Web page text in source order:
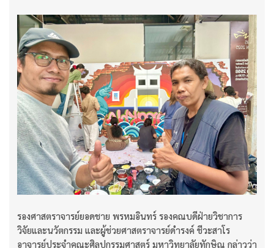
รองศาสตราจารย์ยอดชาย พรหมอินทร์ รองคณบดีฝ่ายวิชาการ
วิจัยและนวัตกรรม และผู้ช่วยศาสตราจารย์ดำรงค์ ชีวะสาโร
อาจารย์ประจำคณะศิลปกรรมศาสตร์ มหาวิทยาลัยทักษิณ กล่าวว่า